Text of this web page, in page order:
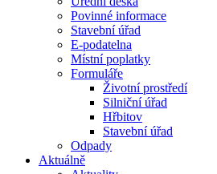
Povinné informace
Stavební úřad
E-podatelna
Místní poplatky
Formuláře
Životní prostředí
Silniční úřad
Hřbitov
Stavební úřad
Odpady
Aktuálně